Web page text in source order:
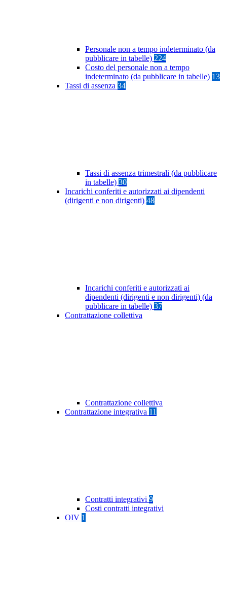
Personale non a tempo indeterminato (da
pubblicare in tabelle) 224
Costo del personale non a tempo
indeterminato (da pubblicare in tabelle) 13
Tassi di assenza 34
Tassi di assenza trimestrali (da pubblicare
in tabelle) 30
Incarichi conferiti e autorizzati ai dipendenti
(dirigenti e non dirigenti) 48
Incarichi conferiti e autorizzati ai
dipendenti (dirigenti e non dirigenti) (da
pubblicare in tabelle) 37
Contrattazione collettiva
Contrattazione collettiva
Contrattazione integrativa 11
Contratti integrativi 9
Costi contratti integrativi
OIV 1